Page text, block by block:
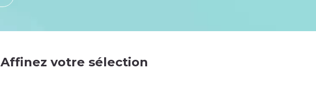
Affinez votre sélection